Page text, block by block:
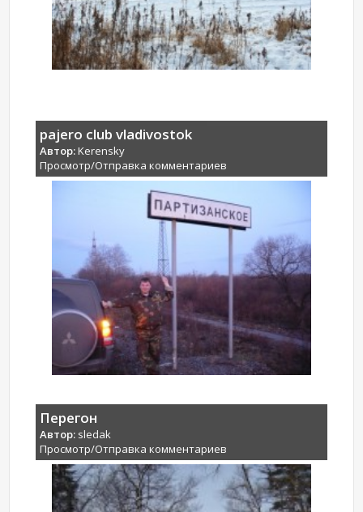
pajero club vladivostok
Автор:Kerensky
Просмотр/Отправка комментариев
Перегон
Автор: sledak
Просмотр/Отправка комментариев